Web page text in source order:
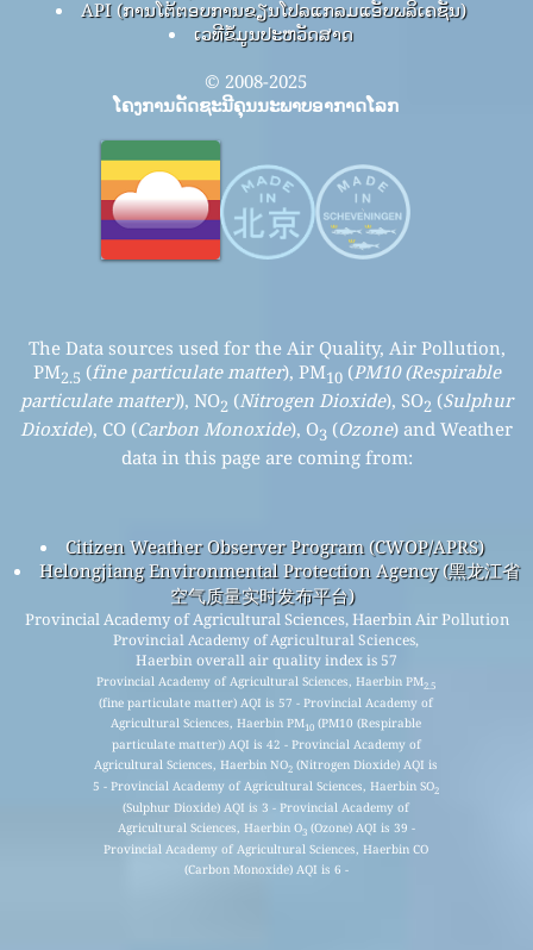
ກ່ຽວກັບໂຄງການນີ້
ກົດ​ແລະ​ສື່​ມວນ​ຊົນ Kit
ການຄົ້ນຄວ້າຄຸນນະພາບອາກາດ
ຄວາມຮູ້ດ້ານຄຸນນະພາບອາກາດ ແລະ ບົດຄວາມ
ການທົດລອງຄຸນນະພາບອາກາດ
ການວິເຄາະເຊັນເຊີຄຸນນະພາບອາກາດ
ແຫຼ່ງຂໍ້ມູນຄຸນນະພາບອາກາດ
ການຄິດໄລ່ດັດຊະນີຄຸນນະພາບອາກາດ
ການພະຍາກອນຄຸນນະພາບອາກາດ
ຜະລິດຕະພັນຄຸນນະພາບອາກາດ (ໜ້າກາກ, ຈໍພາບ…)
API (ການໂຕ້ຕອບການຂຽນໂປລແກລມແອັບພລິເຄຊັນ)
ເວທີຂໍ້ມູນປະຫວັດສາດ
ໂຄງການດັດຊະນີຄຸນນະພາບອາກາດໂລກ
The Data sources used for the Air Quality, Air Pollution,
fine particulate matter), PM10(PM10 (Respirable
particulate matter)), NO2( Nitrogen Dioxide), SO 2
Carbon Monoxide), O 3(Ozone